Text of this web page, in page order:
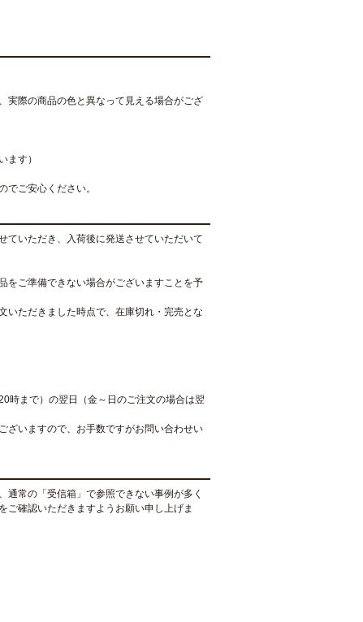
実際の商品の色と異なって見える場合がござ
ます）
ご安心ください。
ていただき、入荷後に発送させていただいて
をご準備できない場合がございますことを予
いただきました時点で、在庫切れ・完売とな
時まで）の翌日（金～日のご注文の場合は翌
ざいますので、お手数ですがお問い合わせい
常の「受信箱」で参照できない事例が多く
ご確認いただきますようお願い申し上げま